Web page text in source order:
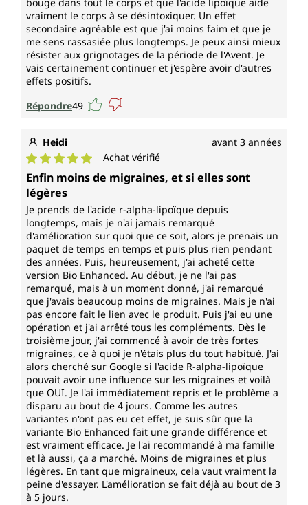
vraiment le corps à se désintoxiquer. Un effet
secondaire agréable est que j'ai moins faim et que je
me sens rassasiée plus longtemps. Je peux ainsi mieux
résister aux grignotages de la période de l'Avent. Je
vais certainement continuer et j'espère avoir d'autres
effets positifs.
Répondre49
Heidi avant 3 années
Note moyenne de 5 sur 5 étoiles
Achat vérifié
Enfin moins de migraines, et si elles sont
légères
Je prends de l'acide r-alpha-lipoïque depuis
longtemps, mais je n'ai jamais remarqué
d'amélioration sur quoi que ce soit, alors je prenais un
paquet de temps en temps et puis plus rien pendant
des années. Puis, heureusement, j'ai acheté cette
version Bio Enhanced. Au début, je ne l'ai pas
remarqué, mais à un moment donné, j'ai remarqué
que j'avais beaucoup moins de migraines. Mais je n'ai
pas encore fait le lien avec le produit. Puis j'ai eu une
opération et j'ai arrêté tous les compléments. Dès le
troisième jour, j'ai commencé à avoir de très fortes
migraines, ce à quoi je n'étais plus du tout habitué. J'ai
alors cherché sur Google si l'acide R-alpha-lipoïque
pouvait avoir une influence sur les migraines et voilà
que OUI. Je l'ai immédiatement repris et le problème a
disparu au bout de 4 jours. Comme les autres
variantes n'ont pas eu cet effet, je suis sûr que la
variante Bio Enhanced fait une grande différence et
est vraiment efficace. Je l'ai recommandé à ma famille
et là aussi, ça a marché. Moins de migraines et plus
légères. En tant que migraineux, cela vaut vraiment la
peine d'essayer. L'amélioration se fait déjà au bout de 3
à 5 jours.